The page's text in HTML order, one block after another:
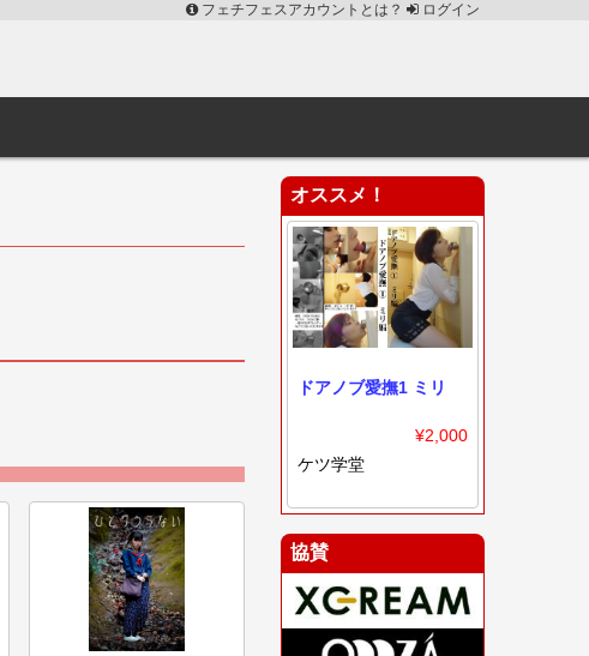
フェチフェスアカウントとは？ ログイン
オススメ！
ドアノブ愛撫1 ミリ
¥2,000
ケツ学堂
協賛